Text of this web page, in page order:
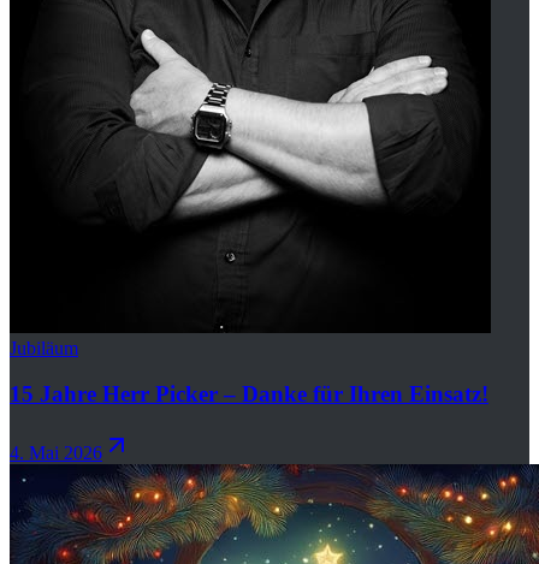
Jubiläum
15 Jahre Herr Picker – Danke für Ihren Einsatz!
4. Mai 2026